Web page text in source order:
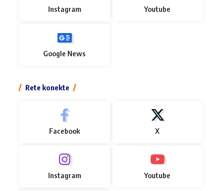
Instagram Youtube
Google News
Rete konekte
Facebook X
Instagram Youtube